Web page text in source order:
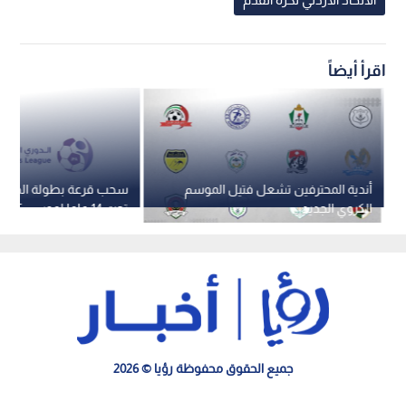
اقرأ أيضاً
سحب قرعة بطولة
أندية المحترفين تشعل فتيل الموسم
الكروي الجديد
جميع الحقوق محفوظة رؤيا © 2026